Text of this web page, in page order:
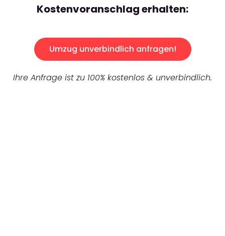
Kostenvoranschlag erhalten:
Umzug unverbindlich anfragen!
Ihre Anfrage ist zu 100% kostenlos & unverbindlich.